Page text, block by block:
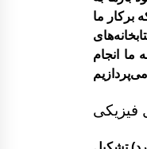
قصه و
۱۳۸۹
برکار ما
ما انجام